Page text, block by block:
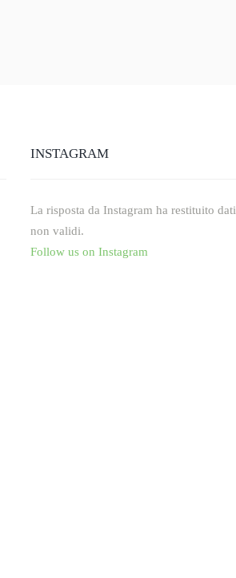
INSTAGRAM
La risposta da Instagram ha restituito dati
non validi.
Follow us on Instagram